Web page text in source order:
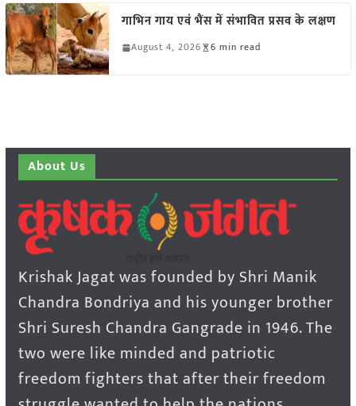
गाभिन गाय एवं भैंस में संभावित प्रसव के लक्षण
August 4, 2026 6 min read
About Us
Krishak Jagat was founded by Shri Manik
Chandra Bondriya and his younger brother
Shri Suresh Chandra Gangrade in 1946. The
two were like minded and patriotic
freedom fighters that after their freedom